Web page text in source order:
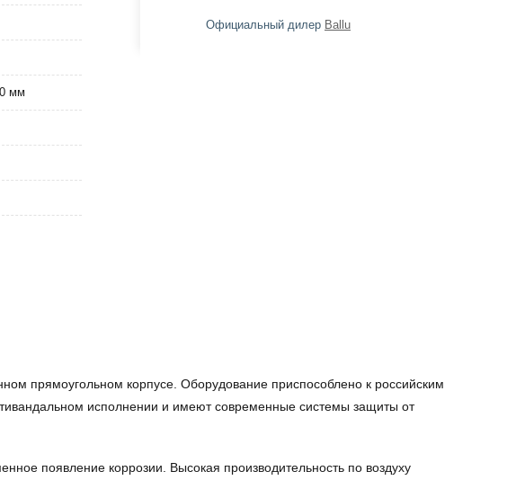
мм
Официальный дилер Ballu
прямоугольном корпусе. Оборудование приспособлено к российским
исполнении и имеют современные системы защиты от
появление коррозии. Высокая производительность по воздуху